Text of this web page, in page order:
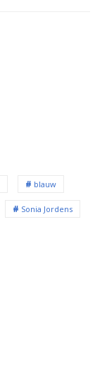
blauw
Sonia Jordens